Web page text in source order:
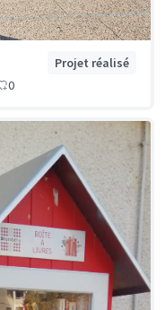
Projet réalisé
0